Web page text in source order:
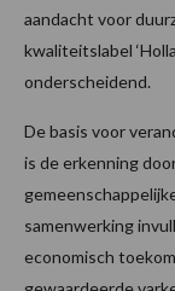
aandacht voor
kwaliteitslabel
onderscheidend.
De basis voor
is de erkenning
samenwerking
economisch